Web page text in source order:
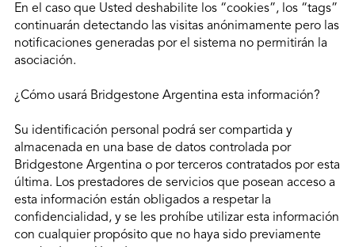
En el caso que Usted deshabilite los “cookies”, los “tags”
continuarán detectando las visitas anónimamente pero las
notificaciones generadas por el sistema no permitirán la
asociación.
¿Cómo usará Bridgestone Argentina esta información?
Su identificación personal podrá ser compartida y
almacenada en una base de datos controlada por
Bridgestone Argentina o por terceros contratados por esta
última. Los prestadores de servicios que posean acceso a
esta información están obligados a respetar la
confidencialidad, y se les prohíbe utilizar esta información
con cualquier propósito que no haya sido previamente